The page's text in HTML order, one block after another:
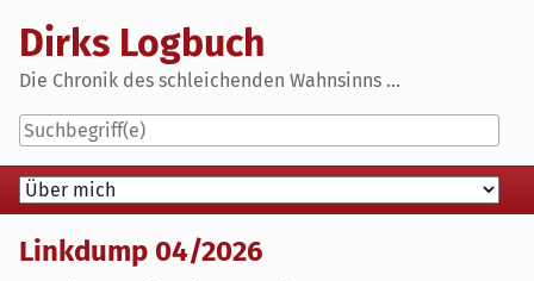
content
Dirks Logbuch
Die Chronik des schleichenden Wahnsinns ...
Navigation
Linkdump 04/2026